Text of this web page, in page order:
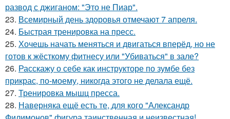
развод с джиганом: "Это не Пиар".
23. Всемирный день здоровья отмечают 7 апреля.
24. Быстрая тренировка на пресс.
25. Хочешь начать меняться и двигаться вперёд, но не
готов к жёсткому фитнесу или "Убиваться" в зале?
26. Расскажу о себе как инструкторе по зумбе без
прикрас, по-моему, никогда этого не делала ещё.
27. Тренировка мышц пресса.
28. Наверняка ещё есть те, для кого "Александр